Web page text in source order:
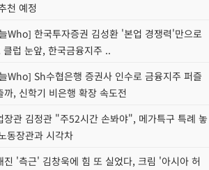
천 예정
Who] 한국투자증권 김성환 '본업 경쟁력'만으로
클럽 눈앞, 한국금융지주 ..
Who] Sh수협은행 증권사 인수로 금융지주 퍼즐
까, 신학기 비은행 확장 속도전
장관 김정관 "주52시간 손봐야", 메가특구 특례 놓
동장관과 시각차
진 '측근' 김창욱에 힘 또 실었다, 크림 '아시아 허